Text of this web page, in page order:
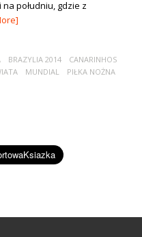
południu, gdzie z
BRAZYLIA 2014
CANARINHOS
MUNDIAL
PIŁKA NOŻNA